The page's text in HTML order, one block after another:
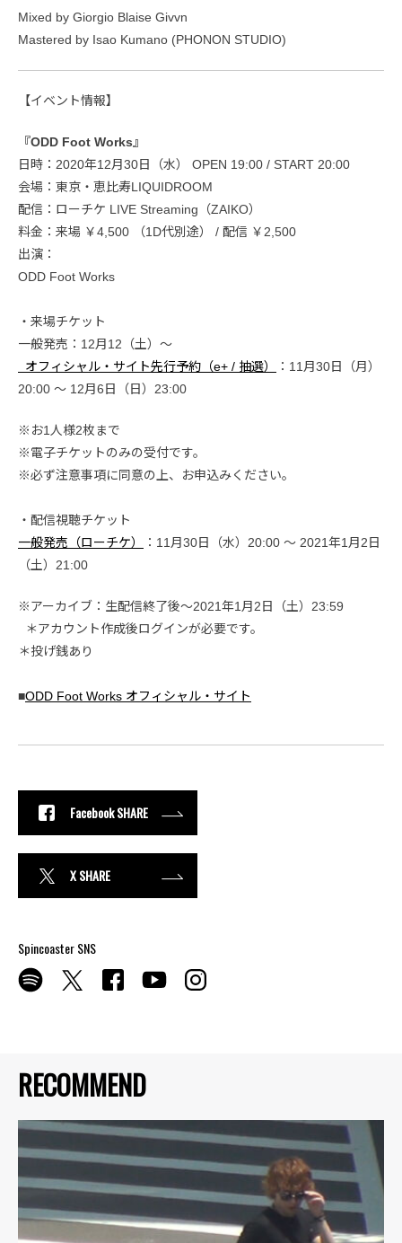
RECOMMEND
Mixed by Giorgio Blaise Givvn
Mastered by Isao Kumano (PHONON STUDIO)
【イベント情報】
『ODD Foot Works』
日時：2020年12月30日（水） OPEN 19:00 / START 20:00
会場：東京・恵比寿LIQUIDROOM
配信：ローチケ LIVE Streaming（ZAIKO）
料金：来場 ￥4,500 （1D代別途） / 配信 ￥2,500
出演：
ODD Foot Works
・来場チケット
一般発売：12月12（土）〜
オフィシャル・サイト先行予約（e+ / 抽選）
：11月30日（月）
20:00 〜 12月6日（日）23:00
※お1人様2枚まで
※電子チケットのみの受付です。
※必ず注意事項に同意の上、お申込みください。
・配信視聴チケット
一般発売（ローチケ）
：11月30日（水）20:00 ～ 2021年1月2日
（土）21:00
※アーカイブ：生配信終了後〜2021年1月2日（土）23:59
＊アカウント作成後ログインが必要です。
＊投げ銭あり
■ODD Foot Works オフィシャル・サイト
Facebook SHARE
X SHARE
Spincoaster SNS